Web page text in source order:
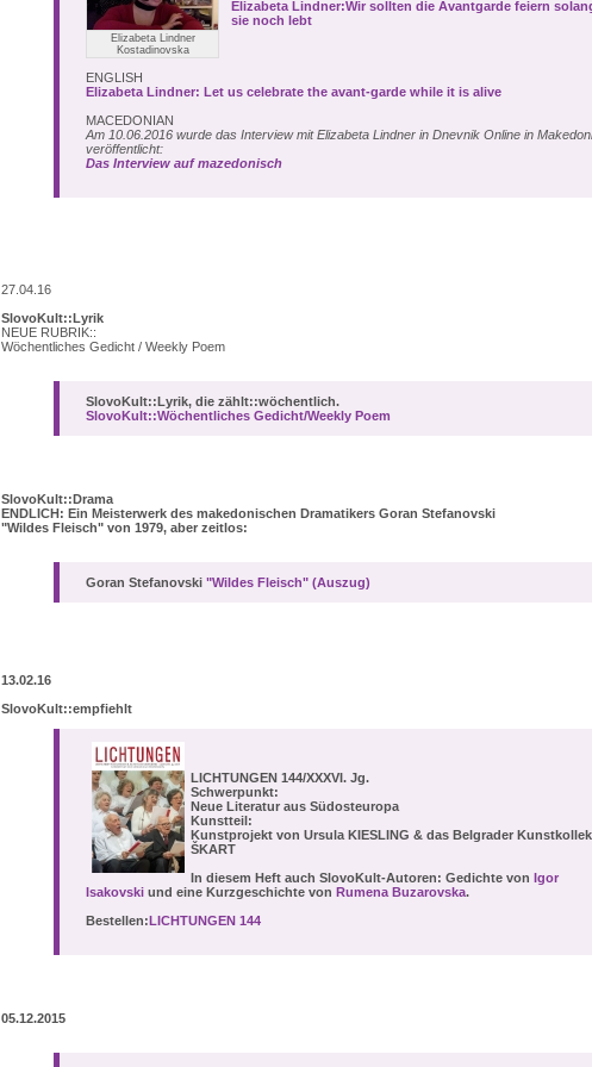
Elizabeta Lindner
Kostadinovska
Elizabeta Lindner:Wir sollten die Avantgarde feiern
sie noch lebt
ENGLISH
Elizabeta Lindner: Let us celebrate the avant-garde while it is alive
MACEDONIAN
Am 10.06.2016 wurde das Interview mit Elizabeta Lindner in Dnevnik Online in
veröffentlicht:
Das Interview auf mazedonisch
27.04.16
SlovoKult::Lyrik
NEUE RUBRIK::
Wöchentliches Gedicht / Weekly Poem
SlovoKult::Lyrik, die zählt::wöchentlich.
SlovoKult::Wöchentliches Gedicht/Weekly Poem
SlovoKult::Drama
ENDLICH: Ein Meisterwerk des makedonischen Dramatikers Goran Stefanovski
"Wildes Fleisch" von 1979, aber zeitlos:
Goran Stefanovski "Wildes Fleisch" (Auszug)
13.02.16
SlovoKult::empfiehlt
LICHTUNGEN 144/XXXVI. Jg.
Schwerpunkt:
Neue Literatur aus Südosteuropa
Kunstteil:
Kunstprojekt von Ursula KIESLING & das Belgrader
ŠKART
In diesem Heft auchSlovoKult-Autoren: Gedichte von Igor
Isakovski und eine Kurzgeschichte von Rumena Buzarovska.
Bestellen: LICHTUNGEN 144
05.12.2015